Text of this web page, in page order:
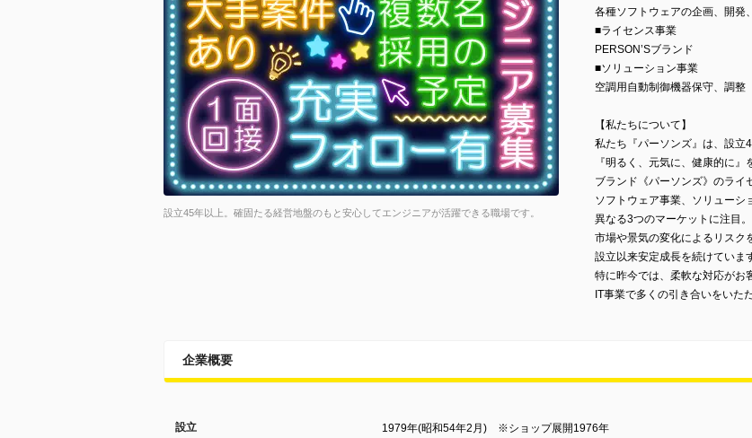
設立45年以上。確固たる経営地盤のもと安心してエンジニアが活躍できる職場です。
各種ソフトウェアの企画、開発
■ライセンス事業
PERSON’Sブランド
■ソリューション事業
空調用自動制御機器保守、調整
【私たちについて】
私たち『パーソンズ』は、設立
『明るく、元気に、健康的に
ブランド《パーソンズ》のライ
ソフトウェア事業、ソリューシ
異なる3つのマーケットに注目。
市場や景気の変化によるリスク
設立以来安定成長を続けていま
特に昨今では、柔軟な対応がお
IT事業で多くの引き合いをいた
企業概要
設立 1979年(昭和54年2月) ※ショップ展開1976年